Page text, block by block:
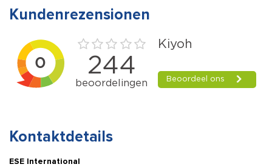
Kundenrezensionen
Kontaktdetails
ESE International